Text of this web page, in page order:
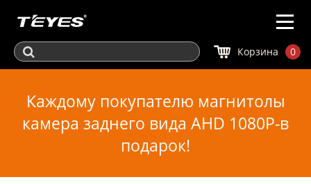
Корзина 0
Каждому покупателю магнитолы
камера заднего вида AHD 1080P-в
подарок!